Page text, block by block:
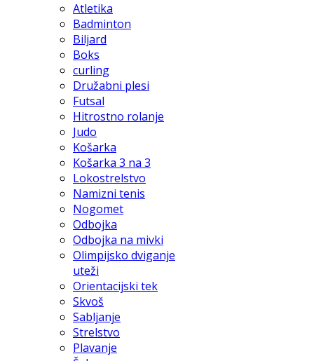
Atletika
Badminton
Biljard
Boks
curling
Družabni plesi
Futsal
Hitrostno rolanje
Judo
Košarka
Košarka 3 na 3
Lokostrelstvo
Namizni tenis
Nogomet
Odbojka
Odbojka na mivki
Olimpijsko dviganje
uteži
Orientacijski tek
Skvoš
Sabljanje
Strelstvo
Plavanje